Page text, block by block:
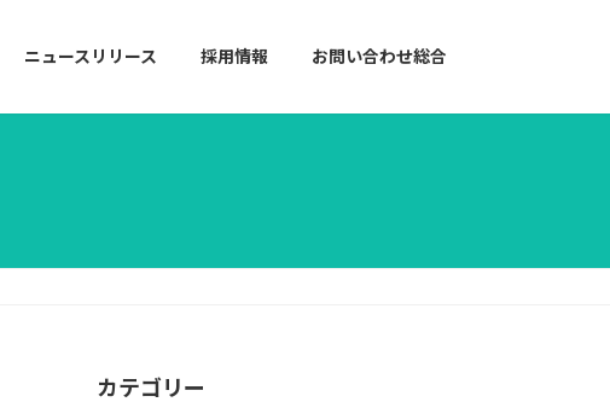
ニュースリリース 採用情報 お問い合わせ総合
カテゴリー